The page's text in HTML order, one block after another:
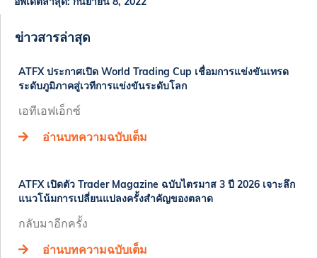
ข่าวสารล่าสุด
ATFX ประกาศเปิด World Trading Cup เชื่อมการแข่งขันเทรด
ระดับภูมิภาคสู่เวทีการแข่งขันระดับโลก
เอทีเอฟเอ็กซ์
อ่านบทความฉบับเต็ม
​​ATFX เปิดตัว Trader Magazine ฉบับไตรมาส 3 ปี 2026 เจาะลึก
แนวโน้มการเปลี่ยนแปลงครั้งสำคัญของตลาด​
กลับมาอีกครั้ง
อ่านบทความฉบับเต็ม